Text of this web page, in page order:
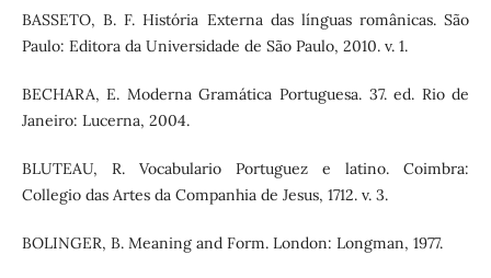
BASSETO, B. F. História Externa das línguas românicas. São
Paulo: Editora da Universidade de São Paulo, 2010. v. 1.
BECHARA, E. Moderna Gramática Portuguesa. 37. ed. Rio de
Janeiro: Lucerna, 2004.
BLUTEAU, R. Vocabulario Portuguez e latino. Coimbra:
Collegio das Artes da Companhia de Jesus, 1712. v. 3.
BOLINGER, B. Meaning and Form. London: Longman, 1977.